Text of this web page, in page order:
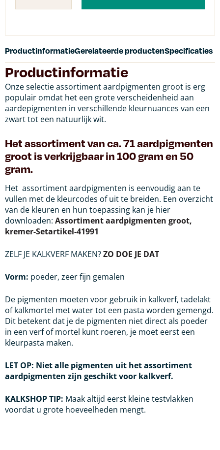
ProductinformatieGerelateerde productenSpecificaties
Productinformatie
Onze selectie assortiment aardpigmenten groot is erg
populair omdat het een grote verscheidenheid aan
aardepigmenten in verschillende kleurnuances van een
zwart tot een natuurlijk wit.
Het assortiment van ca. 71aardpigmenten
groot is verkrijgbaar in100 gram en 50
gram.
Het assortiment aardpigmenten is eenvoudig aan te
vullen met de kleurcodes of uit te breiden. Een overzicht
van de kleuren en hun toepassing kan je hier
downloaden: Assortiment aardpigmenten groot,
kremer-Setartikel-41991
ZELF JE KALKVERF MAKEN?ZO DOE JE DAT
Vorm: poeder, zeer fijn gemalen
De pigmenten moeten voor gebruik in kalkverf, tadelakt
of kalkmortel met water tot een pasta worden gemengd.
Dit betekent dat je de pigmenten niet direct als poeder
in een verf of mortel kunt roeren, je moet eerst een
kleurpasta maken.
LET OP: Niet alle pigmenten uit het assortiment
aardpigmenten zijn geschikt voor kalkverf.
KALKSHOP TIP: Maak altijd eerst kleine testvlakken
voordat u grote hoeveelheden mengt.